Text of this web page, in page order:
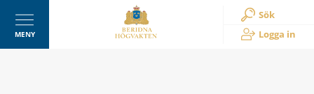
MENY
Sök
Logga in